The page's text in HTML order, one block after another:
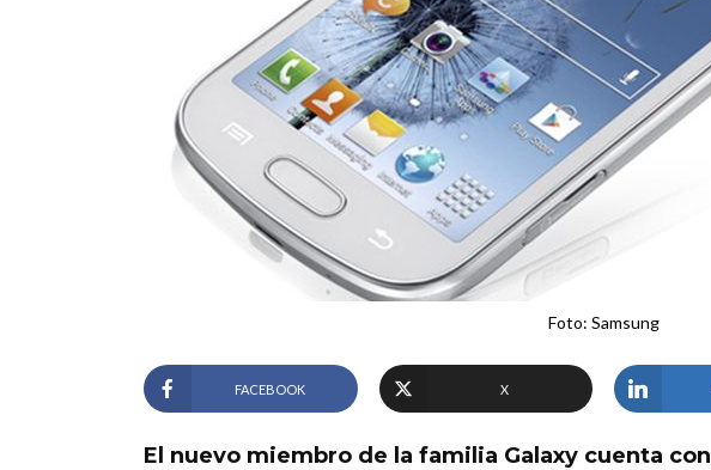
Foto: Samsung
FACEBOOK X
El nuevo miembro de la familia Galaxy cuenta